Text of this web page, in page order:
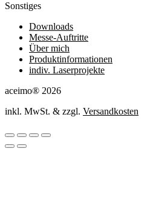
Sonstiges
Downloads
Messe-Auftritte
Über mich
Produktinformationen
indiv. Laserprojekte
aceimo® 2026
inkl. MwSt. & zzgl. Versandkosten